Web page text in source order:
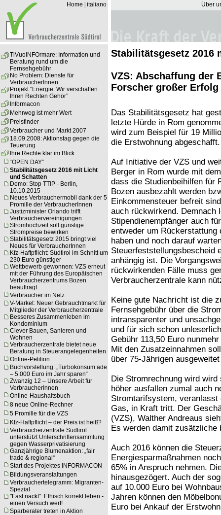
Home italiano
TiVuoINFOrmare: Information und
Beratung rund um die
Fernsehgebühr
No Problem: Dienste für
VerbraucherInnen
Projekt “Energie: Wir verschaffen
Ihren Rechten Gehör”
Informacon
Mehrweg ist mehr Wert
Preisfinder
Verbraucher und Markt 2007
18.09.2008: Aktionstag gegen die
Teuerung
Ihre Rechte klar im Blick
“OPEN DAY”
Stabilitätsgesetz 2016 mit Licht
und Schatten
Demo: Stop TTIP - Berlin,
10.10.2015
Neues Verbrauchermobil dank der 5
Promille der VerbraucherInnen
Justizminister Orlando trifft
Verbrauchervereinigungen
Stromhochzeit soll günstige
Strompreise bewirken
Stabilitätsgesetz 2015 bringt viel
Neues für VerbraucherInnen
Kfz-Haftpflicht: Südtirol im Schnitt um
230 Euro günstiger
Wettbewerb gewonnen: VZS erneut
mit der Führung des Europäischen
Verbraucherzentrums Bozen
beauftragt
Verbraucher im Netz
V-Market: Neuer Gebrauchtmarkt für
Mitglieder der Verbraucherzentrale
Besseres Zusammenleben im
Kondominium
Clever Bauen, Sanieren und
Wohnen
Verbraucherzentrale bietet neue
Beratung in Steuerangelegenheiten
Online-Petition
Buchvorstellung: „Turbokonsum ade
– 5.000 Euro im Jahr sparen“
Zwanzig 12 – Unsere Arbeit für
VerbraucherInnen
Online-Haushaltsbuch
8 neue Online-Rechner
5 Promille für die VZS
Kfz-Haftpflicht – der Preis ist heiß?
Verbraucherzentrale Südtirol
unterstützt Unterschriftensammlung
gegen Wasserprivatisierung
Ganzjährige Blumenaktion: „fair
trade & regional“
Start des Projektes INFORMACON
Bildungsveranstaltungen
Verbrauchertelegramm: Migranten-
Spezial
"Fast nackt": Ethisch korrekt leben -
einen Versuch wert!
Sparberater treten in Aktion
Über
Stabilitätsgesetz 2016
VZS: Abschaffung der
Forscher großer
Das Stabilitätsgesetz hat
letzte Hürde in Rom
wird zum Beispiel für 19
die Erstwohnung abgeschafft.
Auf Initiative der VZS und
Berger in Rom wurde mit
dass die Studienbeihilfen für
Bozen ausbezahlt werden
Einkommensteuer befreit
auch rückwirkend. Demnach
Stipendienempfänger auch
entweder um Rückerstattung
haben und noch darauf
Steuerfeststellungsbescheid
anhängig ist. Die
rückwirkenden Fälle muss
Verbraucherzentrale kann
Keine gute Nachricht ist die
Fernsehgebühr über die
intransparenter und
und für sich schon
Gebühr 113,50 Euro
Mit den Zusatzeinnahmen
über 75-Jährigen
Die Stromrechnung wird
höher ausfallen zumal auch
Stromtarifsystem, veranlasst
Gas, in Kraft tritt. Der
(VZS), Walther Andreaus
Es werden damit zusätzliche
Auch 2016 können die
Energiesparmaßnahmen
65% in Anspruch nehmen.
hinausgezögert. Auch der
auf 10.000 Euro bei
Jahren können den
Euro bei Ankauf der